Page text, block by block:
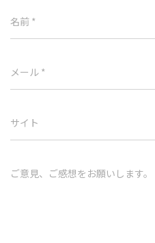
名前 *
メール *
サイト
ご意見、ご感想をお願いします。